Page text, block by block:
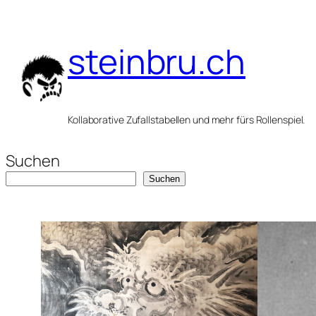
springen steinbru.ch
Kollaborative Zufallstabellen und mehr fürs Rollenspiel.
Suchen
Suchen